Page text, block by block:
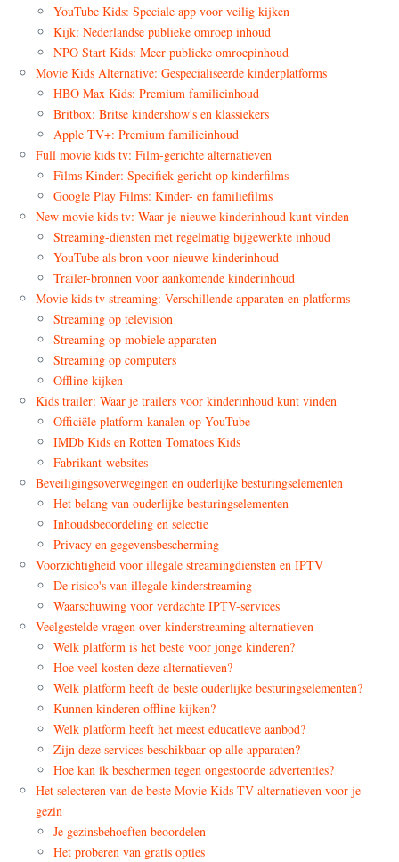
YouTube Kids: Speciale app voor veilig kijken
Kijk: Nederlandse publieke omroep inhoud
NPO Start Kids: Meer publieke omroepinhoud
Movie Kids Alternative: Gespecialiseerde kinderplatforms
HBO Max Kids: Premium familieinhoud
Britbox: Britse kindershow's en klassiekers
Apple TV+: Premium familieinhoud
Full movie kids tv: Film-gerichte alternatieven
Films Kinder: Specifiek gericht op kinderfilms
Google Play Films: Kinder- en familiefilms
New movie kids tv: Waar je nieuwe kinderinhoud kunt vinden
Streaming-diensten met regelmatig bijgewerkte inhoud
YouTube als bron voor nieuwe kinderinhoud
Trailer-bronnen voor aankomende kinderinhoud
Movie kids tv streaming: Verschillende apparaten en platforms
Streaming op television
Streaming op mobiele apparaten
Streaming op computers
Offline kijken
Kids trailer: Waar je trailers voor kinderinhoud kunt vinden
Officiële platform-kanalen op YouTube
IMDb Kids en Rotten Tomatoes Kids
Fabrikant-websites
Beveiligingsoverwegingen en ouderlijke besturingselementen
Het belang van ouderlijke besturingselementen
Inhoudsbeoordeling en selectie
Privacy en gegevensbescherming
Voorzichtigheid voor illegale streamingdiensten en IPTV
De risico's van illegale kinderstreaming
Waarschuwing voor verdachte IPTV-services
Veelgestelde vragen over kinderstreaming alternatieven
Welk platform is het beste voor jonge kinderen?
Hoe veel kosten deze alternatieven?
Welk platform heeft de beste ouderlijke besturingselementen?
Kunnen kinderen offline kijken?
Welk platform heeft het meest educatieve aanbod?
Zijn deze services beschikbaar op alle apparaten?
Hoe kan ik beschermen tegen ongestoorde advertenties?
Het selecteren van de beste Movie Kids TV-alternatieven voor je
gezin
Je gezinsbehoeften beoordelen
Het proberen van gratis opties